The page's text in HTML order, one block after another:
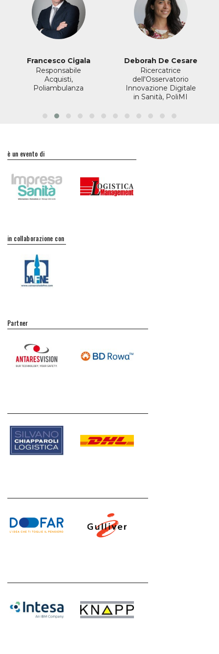
Francesco Cigala
Responsabile
Acquisti,
Poliambulanza
Deborah De Cesare
Ricercatrice
dell'Osservatorio
Innovazione Digitale
in Sanità, PoliMI
è un evento di
in collaborazione con
Partner